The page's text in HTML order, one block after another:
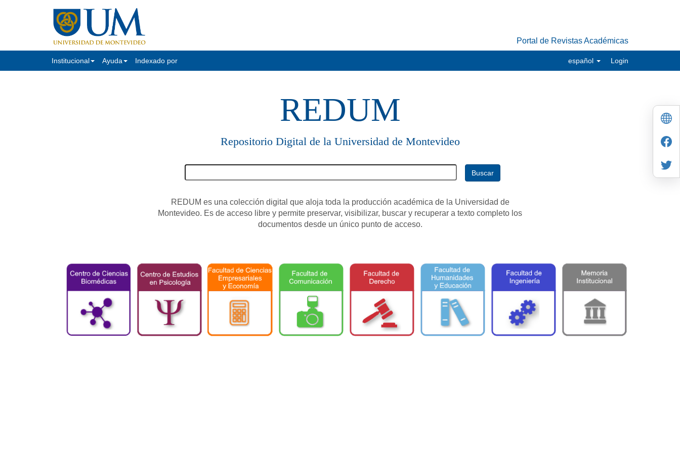
Portal de Revistas Académicas
Institucional Ayuda Indexado por español Login
REDUM
Repositorio Digital de la Universidad de Montevideo
Buscar
REDUM es una colección digital que aloja toda la producción académica de la Universidad de
Montevideo. Es de acceso libre y permite preservar, visibilizar, buscar y recuperar a texto completo los
documentos desde un único punto de acceso.